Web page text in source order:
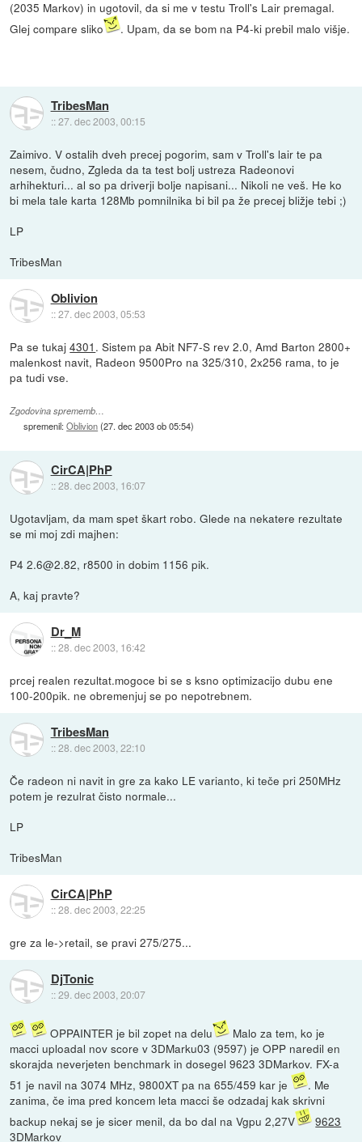
(2035 Markov) in ugotovil, da si me v testu Troll's Lair premagal.
Glej compare sliko
. Upam, da se bom na P4-ki prebil malo višje.
TribesMan
::27. dec 2003, 00:15
Zaimivo. V ostalih dveh precej pogorim, sam v Troll's lair te pa
nesem, čudno, Zgleda da ta test bolj ustreza Radeonovi
arhihekturi... al so pa driverji bolje napisani... Nikoli ne veš. He ko
bi mela tale karta 128Mb pomnilnika bi bil pa že precej bližje tebi ;)
LP
TribesMan
Oblivion
::27. dec 2003, 05:53
Pa se tukaj4301 . Sistem pa Abit NF7-S rev 2.0, Amd Barton 2800+
malenkost navit, Radeon 9500Pro na 325/310, 2x256 rama, to je
pa tudi vse.
Zgodovina sprememb…
spremenil:Oblivion(27. dec 2003 ob 05:54)
CirCA|PhP
::28. dec 2003, 16:07
Ugotavljam, da mam spet škart robo. Glede na nekatere rezultate
se mi moj zdi majhen:
P4 2.6@2.82, r8500 in dobim 1156 pik.
A, kaj pravte?
Dr_M
::28. dec 2003, 16:42
prcej realen rezultat.mogoce bi se s ksno optimizacijo dubu ene
100-200pik. ne obremenjuj se po nepotrebnem.
TribesMan
::28. dec 2003, 22:10
Če radeon ni navit in gre za kako LE varianto, ki teče pri 250MHz
potem je rezulrat čisto normale...
LP
TribesMan
CirCA|PhP
::28. dec 2003, 22:25
gre za le->retail, se pravi 275/275...
DjTonic
::29. dec 2003, 20:07
OPPAINTER je bil zopet na delu
Malo za tem, ko je
macci uploadal nov score v 3DMarku03 (9597) je OPP naredil en
skorajda neverjeten benchmark in dosegel 9623 3DMarkov. FX-a
51 je navil na 3074 MHz, 9800XT pa na 655/459 kar je
. Me
zanima, če ima pred koncem leta macci še odzadaj kak skrivni
backup nekaj se je sicer menil, da bo dal na Vgpu 2,27V
9623
3DMarkov